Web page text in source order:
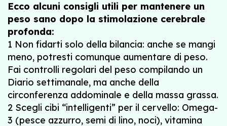
Ecco alcuni consigli utili per mantenere un
peso sano dopo la stimolazione cerebrale
profonda:
1 Non fidarti solo della bilancia: anche se mangi
meno, potresti comunque aumentare di peso.
Fai controlli regolari del peso compilando un
Diario settimanale, ma anche della
circonferenza addominale e della massa grassa.
2 Scegli cibi “intelligenti” per il cervello: Omega-
3 (pesce azzurro, semi di lino, noci), vitamina